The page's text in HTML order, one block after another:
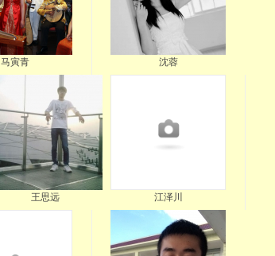
马寅青 沈蓉
王思远 江泽川